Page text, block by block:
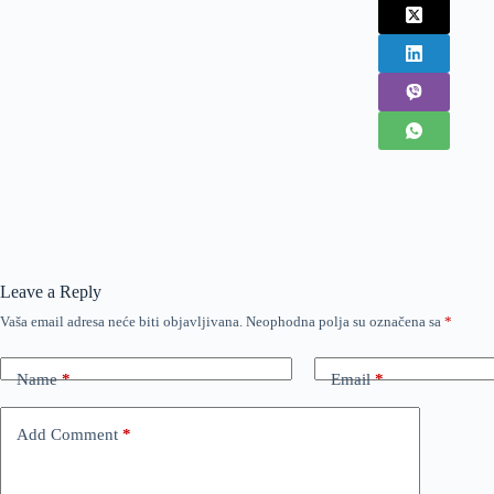
Leave a Reply
Vaša email adresa neće biti objavljivana. Neophodna polja su označena sa *
Name* Email*
Add Comment *